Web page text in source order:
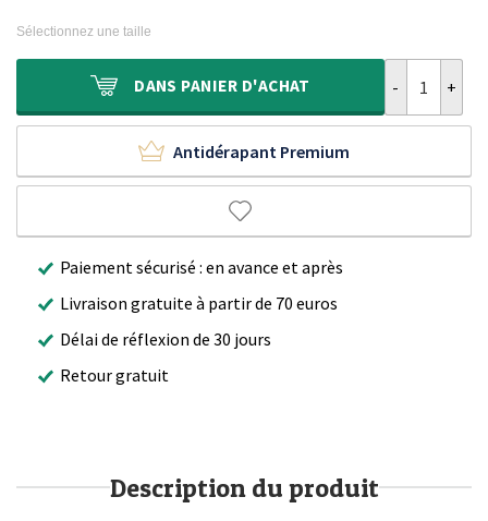
500,00 €.
299,90 €.
Sélectionnez une taille
DANS PANIER D'ACHAT
Antidérapant Premium
Paiement sécurisé : en avance et après
Livraison gratuite à partir de 70 euros
Délai de réflexion de 30 jours
Retour gratuit
Description du produit